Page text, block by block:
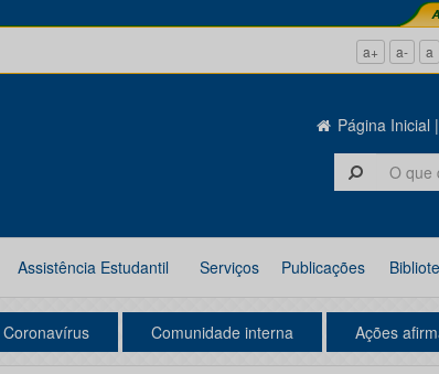
a+ a- a
Página Inicial |
Assistência Estudantil Serviços Publicações
Coronavírus Comunidade interna Ações